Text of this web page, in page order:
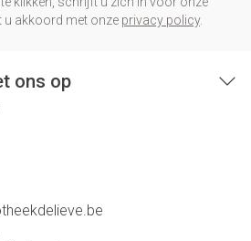
u akkoord met onze privacy policy.
ons op